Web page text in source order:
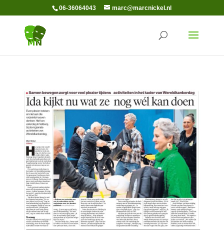
06-36064043 marc@marcnickel.nl